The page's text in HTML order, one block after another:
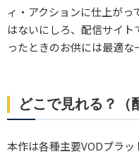
ィ・アクションに仕上が
はないにしろ、配信サイ
ったときのお供には最適な
どこで見れる？（
本作は各種主要VODプラ